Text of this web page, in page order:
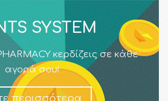
SYSTEM
κερδίζεις σε κάθε
αγορά σου!
περισσότερα